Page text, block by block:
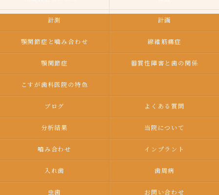
計測 計画
顎関節症と噛み合わせ 線維筋痛症
顎関節症 器質性障害と歯の関係
こすが歯科医院の特色
ブログ よくある質問
分析結果 当院について
嚙み合わせ インプラント
入れ歯 歯周病
虫歯 お問い合わせ